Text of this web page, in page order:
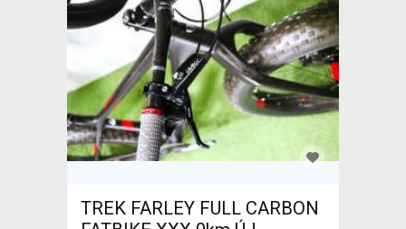
TREK FARLEY FULL CARBON